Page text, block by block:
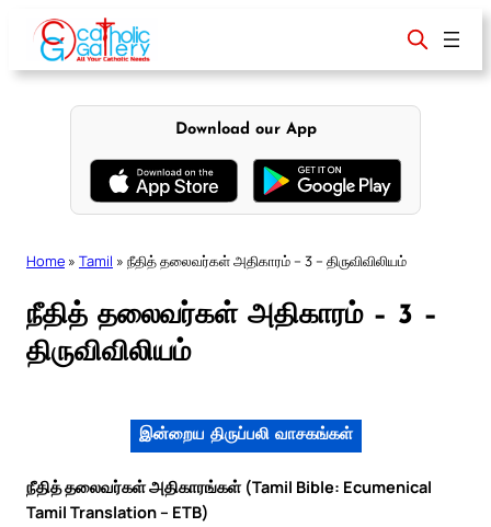
content
Download our App
Home » Tamil » நீதித் தலைவர்கள் அதிகாரம் – 3 – திருவிவிலியம்
நீதித் தலைவர்கள் அதிகாரம் – 3 –
திருவிவிலியம்
இன்றைய திருப்பலி வாசகங்கள்
நீதித் தலைவர்கள் அதிகாரங்கள் (Tamil Bible: Ecumenical
Tamil Translation – ETB)